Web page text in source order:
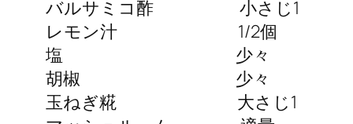
バルサミコ酢 小さじ1
レモン汁 1/2個
塩 少々
胡椒 少々
玉ねぎ糀 大さじ1